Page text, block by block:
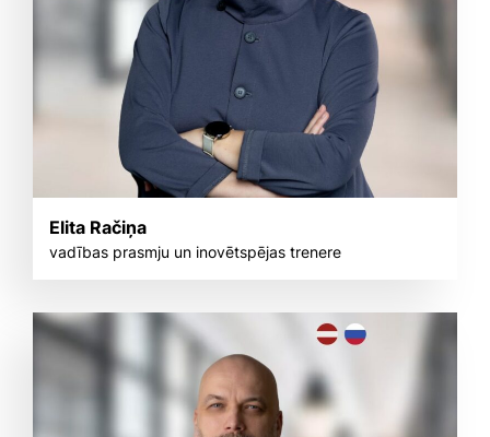
Elita Račiņa
vadības prasmju un inovētspējas trenere